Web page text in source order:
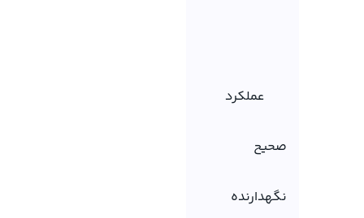
عملکرد
صحیح
نگهدارنده